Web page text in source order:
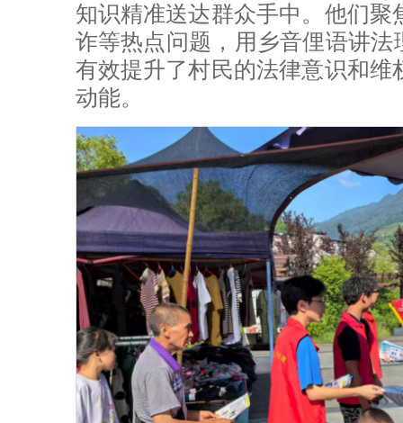
知识精准送达群众手中。他们聚
诈等热点问题，用乡音俚语讲法
有效提升了村民的法律意识和维
动能。